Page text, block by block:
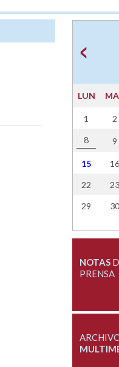
LUN
1 2
8 9
15 16
22 23
29 30
NOTAS
PRENSA